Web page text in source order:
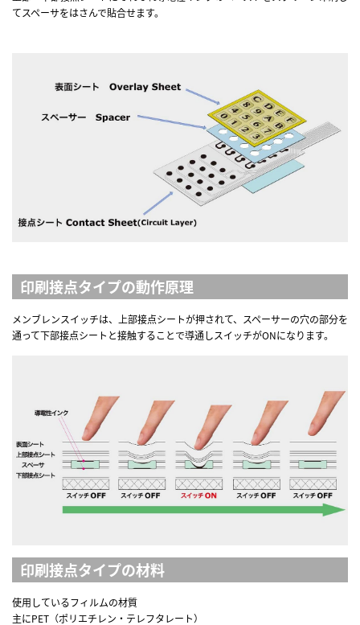
てスペーサをはさんで貼合せます。
印刷接点タイプの動作原理
メンブレンスイッチは、上部接点シートが押されて、スペーサーの穴の部分を
通って下部接点シートと接触することで導通しスイッチがONになります。
印刷接点タイプの材料
使用しているフィルムの材質
主にPET（ポリエチレン・テレフタレート）